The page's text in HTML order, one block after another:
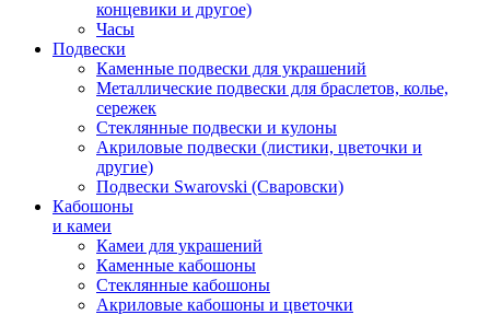
концевики и другое)
Часы
Подвески
Каменные подвески для украшений
Металлические подвески для браслетов, колье,
сережек
Стеклянные подвески и кулоны
Акриловые подвески (листики, цветочки и
другие)
Подвески Swarovski (Сваровски)
Кабошоны
и камеи
Камеи для украшений
Каменные кабошоны
Стеклянные кабошоны
Акриловые кабошоны и цветочки